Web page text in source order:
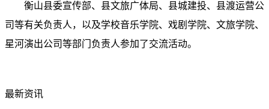
衡山县委宣传部、县文旅广体局、县城建投、县渡运营公
司等有关负责人，以及学校音乐学院、戏剧学院、文旅学院、
星河演出公司等部门负责人参加了交流活动。
最新资讯